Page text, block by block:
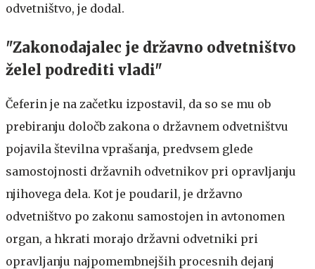
odvetništvo, je dodal.
"Zakonodajalec je državno odvetništvo
želel podrediti vladi"
Čeferin je na začetku izpostavil, da so se mu ob
prebiranju določb zakona o državnem odvetništvu
pojavila številna vprašanja, predvsem glede
samostojnosti državnih odvetnikov pri opravljanju
njihovega dela. Kot je poudaril, je državno
odvetništvo po zakonu samostojen in avtonomen
organ, a hkrati morajo državni odvetniki pri
opravljanju najpomembnejših procesnih dejanj